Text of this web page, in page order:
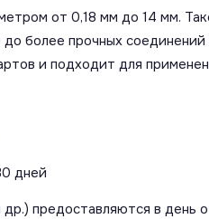
от 0,18 мм до 14 мм.
до более прочных
и подходит для
дней
предоставляются в день